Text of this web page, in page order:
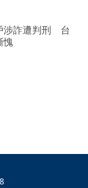
涉詐遭判刑 台
愧